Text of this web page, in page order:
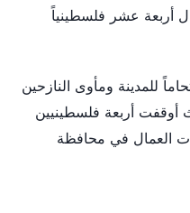
أربعة عشر فلسطينياً
للمدينة ومأوى النازحين
أوقفت أربعة فلسطينيين
العمال في محافظة